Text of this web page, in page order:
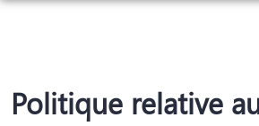
PRÉVOIR SES OBSÈQUES
NOTRE CHAMBRE FUNERAIRE
Politique relative